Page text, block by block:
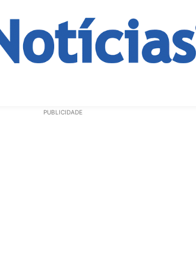
PUBLICIDADE